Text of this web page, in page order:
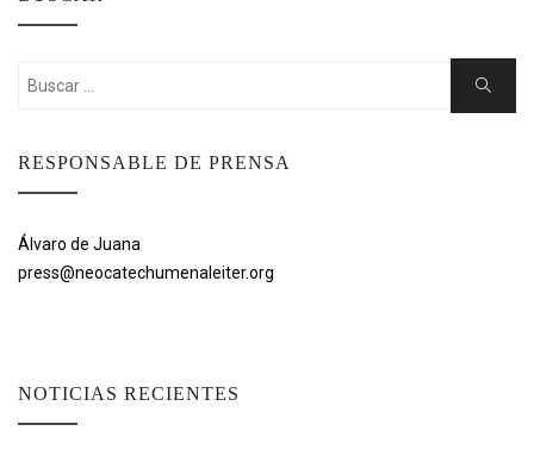
Buscar:
Buscar
RESPONSABLE DE PRENSA
Álvaro de Juana
press@neocatechumenaleiter.org
NOTICIAS RECIENTES